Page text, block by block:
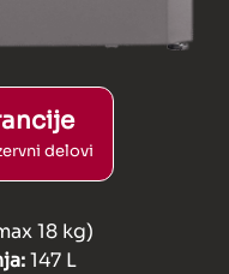
delovi
18 kg)
147 L